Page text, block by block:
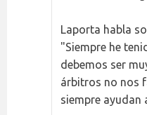
Laporta habla
"Siempre he
debemos ser
árbitros no nos
siempre ayudan